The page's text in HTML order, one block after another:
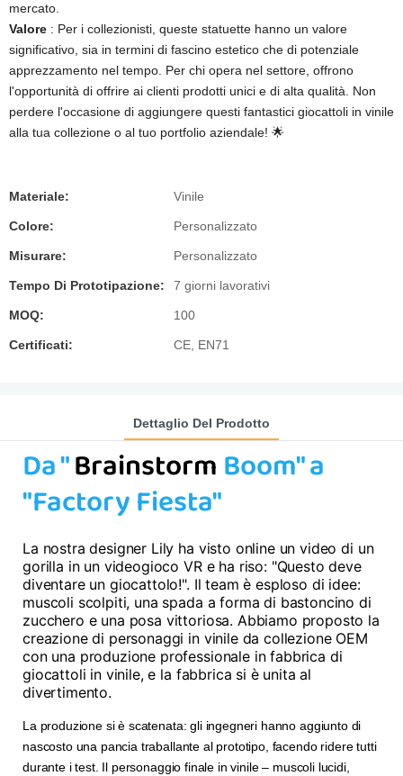
mercato.
Valore : Per i collezionisti, queste statuette hanno un valore
significativo, sia in termini di fascino estetico che di potenziale
apprezzamento nel tempo. Per chi opera nel settore, offrono
l'opportunità di offrire ai clienti prodotti unici e di alta qualità. Non
perdere l'occasione di aggiungere questi fantastici giocattoli in vinile
alla tua collezione o al tuo portfolio aziendale! 🌟
Materiale: Vinile
Colore: Personalizzato
Misurare: Personalizzato
Tempo Di Prototipazione: 7 giorni lavorativi
MOQ: 100
Certificati: CE, EN71
Dettaglio Del Prodotto
Da "BrainstormBoom" a
"Factory Fiesta"
La nostra designer Lily ha visto online un video di un
gorilla in un videogioco VR e ha riso: "Questo deve
diventare un giocattolo!". Il team è esploso di idee:
muscoli scolpiti, una spada a forma di bastoncino di
zucchero e una posa vittoriosa. Abbiamo proposto la
creazione di personaggi in vinile da collezione OEM
con una produzione professionale in fabbrica di
giocattoli in vinile, e la fabbrica si è unita al
divertimento.
La produzione si è scatenata: gli ingegneri hanno aggiunto di
nascosto una pancia traballante al prototipo, facendo ridere tutti
durante i test. Il personaggio finale in vinile – muscoli lucidi,